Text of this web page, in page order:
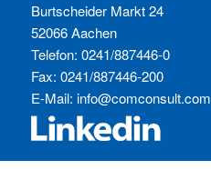
Burtscheider Markt 24
52066 Aachen
Telefon: 0241/887446-0
Fax: 0241/887446-200
E-Mail: info@comconsult.com